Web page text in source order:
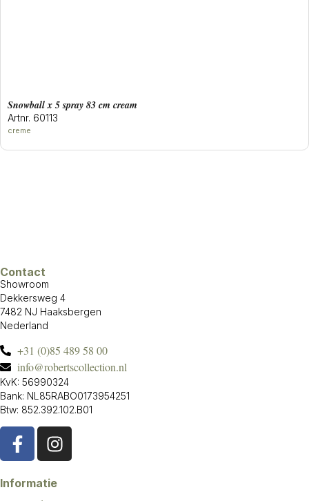
snowball x 5 spray 83 cm cream
Artnr. 60113
creme
Contact
Showroom
Dekkersweg 4
7482 NJ Haaksbergen
Nederland
+31 (0)85 489 58 00
info@robertscollection.nl
KvK: 56990324
Bank: NL85RABO0173954251
Btw: 852.392.102.B01
Informatie